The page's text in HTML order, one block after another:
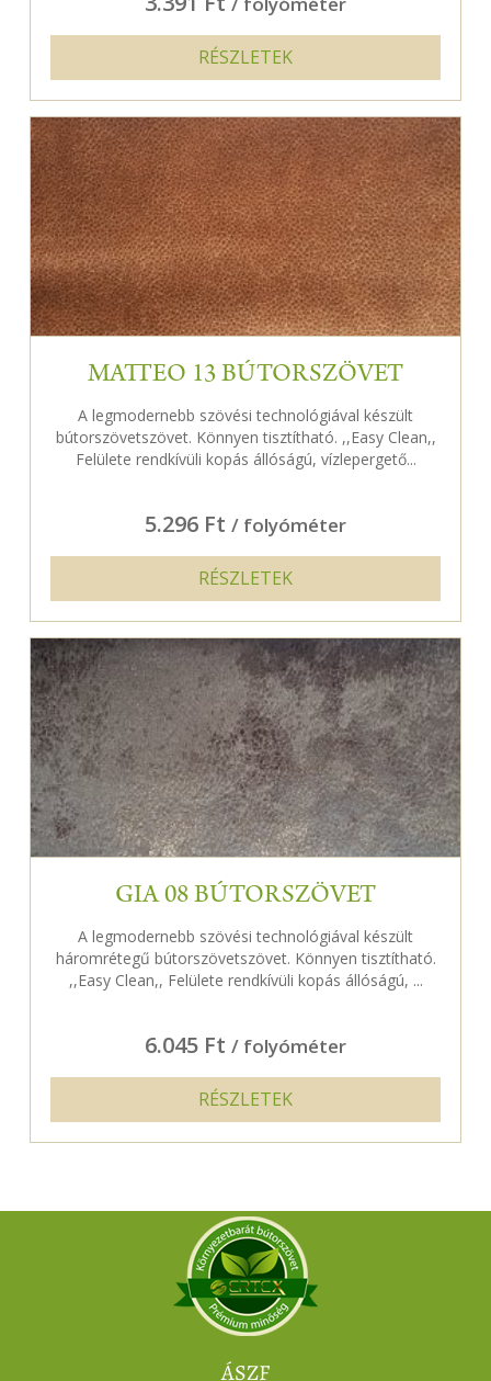
RÉSZLETEK
MATTEO 13 BÚTORSZÖVET
A legmodernebb szövési technológiával készült
bútorszövetszövet. Könnyen tisztítható. ,,Easy Clean,,
Felülete rendkívüli kopás állóságú, vízlepergető...
5.296 Ft / folyóméter
RÉSZLETEK
GIA 08 BÚTORSZÖVET
A legmodernebb szövési technológiával készült
háromrétegű bútorszövetszövet. Könnyen tisztítható.
,,Easy Clean,, Felülete rendkívüli kopás állóságú, ...
6.045 Ft / folyóméter
RÉSZLETEK
ÁSZF